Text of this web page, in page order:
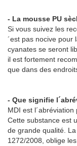
- La mousse PU
Si vous suivez les
´est pas nocive pour
cyanates se seront
il est fortement
que dans des
- Que signifie
MDI est
Cette substance est
de grande qualité.
1272/2008, oblige